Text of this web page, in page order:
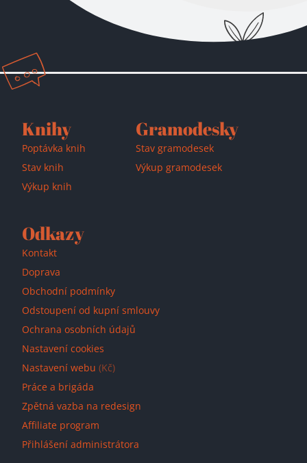
Přidáno do košíku!
Knihy
Poptávka knih
Stav knih
Výkup knih
Gramodesky
Stav gramodesek
Výkup gramodesek
Odkazy
Kontakt
Doprava
Obchodní podmínky
Odstoupení od kupní smlouvy
Ochrana osobních údajů
Nastavení cookies
Nastavení webu (Kč)
Práce a brigáda
Zpětná vazba na redesign
Affiliate program
Přihlášení administrátora